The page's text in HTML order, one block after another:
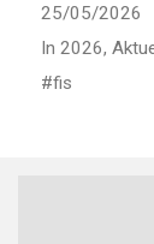
25/05/2026
In 2026,
fis